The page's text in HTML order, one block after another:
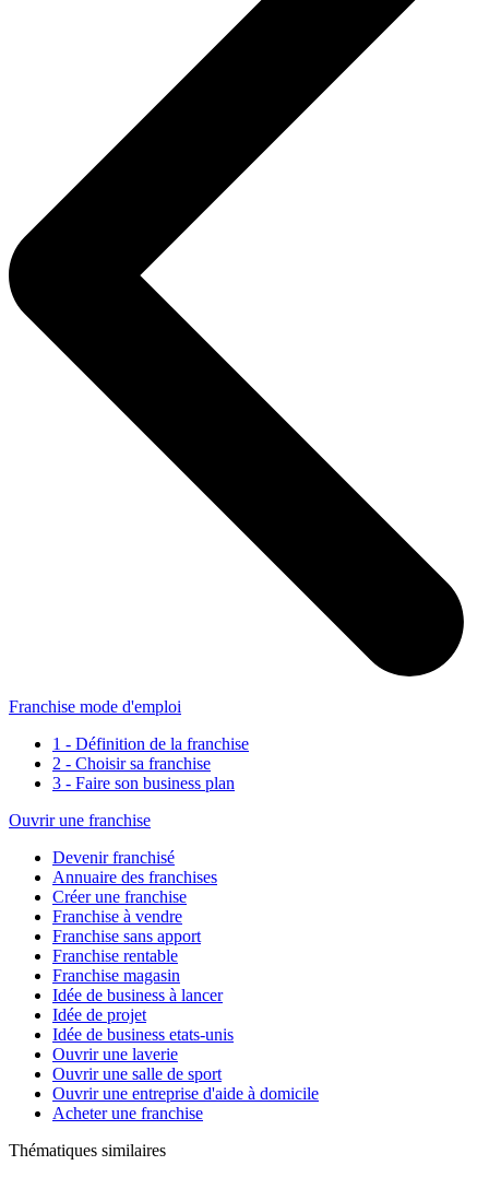
Franchise mode d'emploi
1 - Définition de la franchise
2 - Choisir sa franchise
3 - Faire son business plan
Ouvrir une franchise
Devenir franchisé
Annuaire des franchises
Créer une franchise
Franchise à vendre
Franchise sans apport
Franchise rentable
Franchise magasin
Idée de business à lancer
Idée de projet
Idée de business etats-unis
Ouvrir une laverie
Ouvrir une salle de sport
Ouvrir une entreprise d'aide à domicile
Acheter une franchise
Thématiques similaires